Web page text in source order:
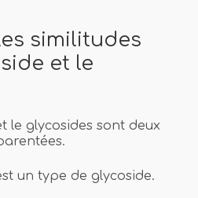
similitudes
et le
le glycosides sont deux
un type de glycoside.